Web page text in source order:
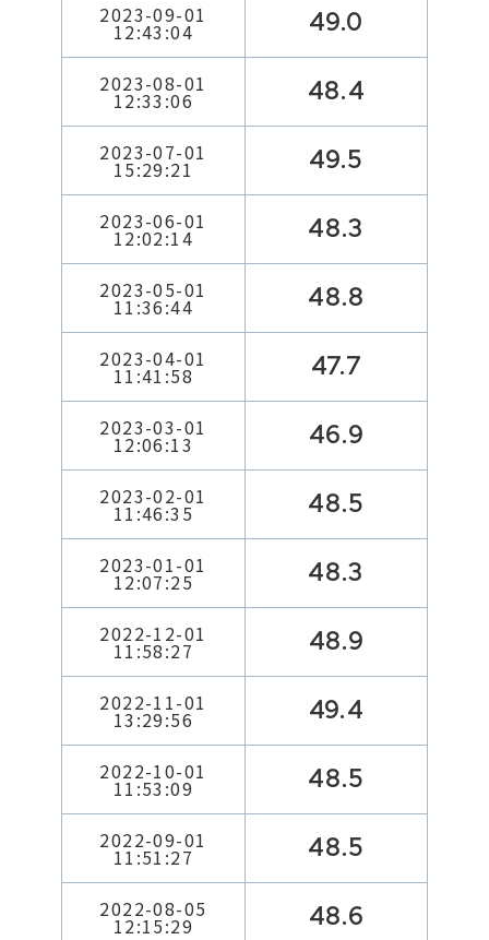
2023-09-01
12:43:04 49.0
2023-08-01
12:33:06 48.4
2023-07-01
15:29:21 49.5
2023-06-01
12:02:14 48.3
2023-05-01
11:36:44 48.8
2023-04-01
11:41:58 47.7
2023-03-01
12:06:13 46.9
2023-02-01
11:46:35 48.5
2023-01-01
12:07:25 48.3
2022-12-01
11:58:27 48.9
2022-11-01
13:29:56 49.4
2022-10-01
11:53:09 48.5
2022-09-01
11:51:27 48.5
2022-08-05
12:15:29 48.6